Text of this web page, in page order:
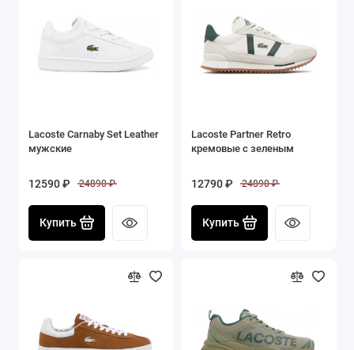
Lacoste Carnaby Set Leather
мужские
12590 ₽ 24890 ₽
Купить
Lacoste Partner Retro
кремовые с зеленым
12790 ₽ 24890 ₽
Купить